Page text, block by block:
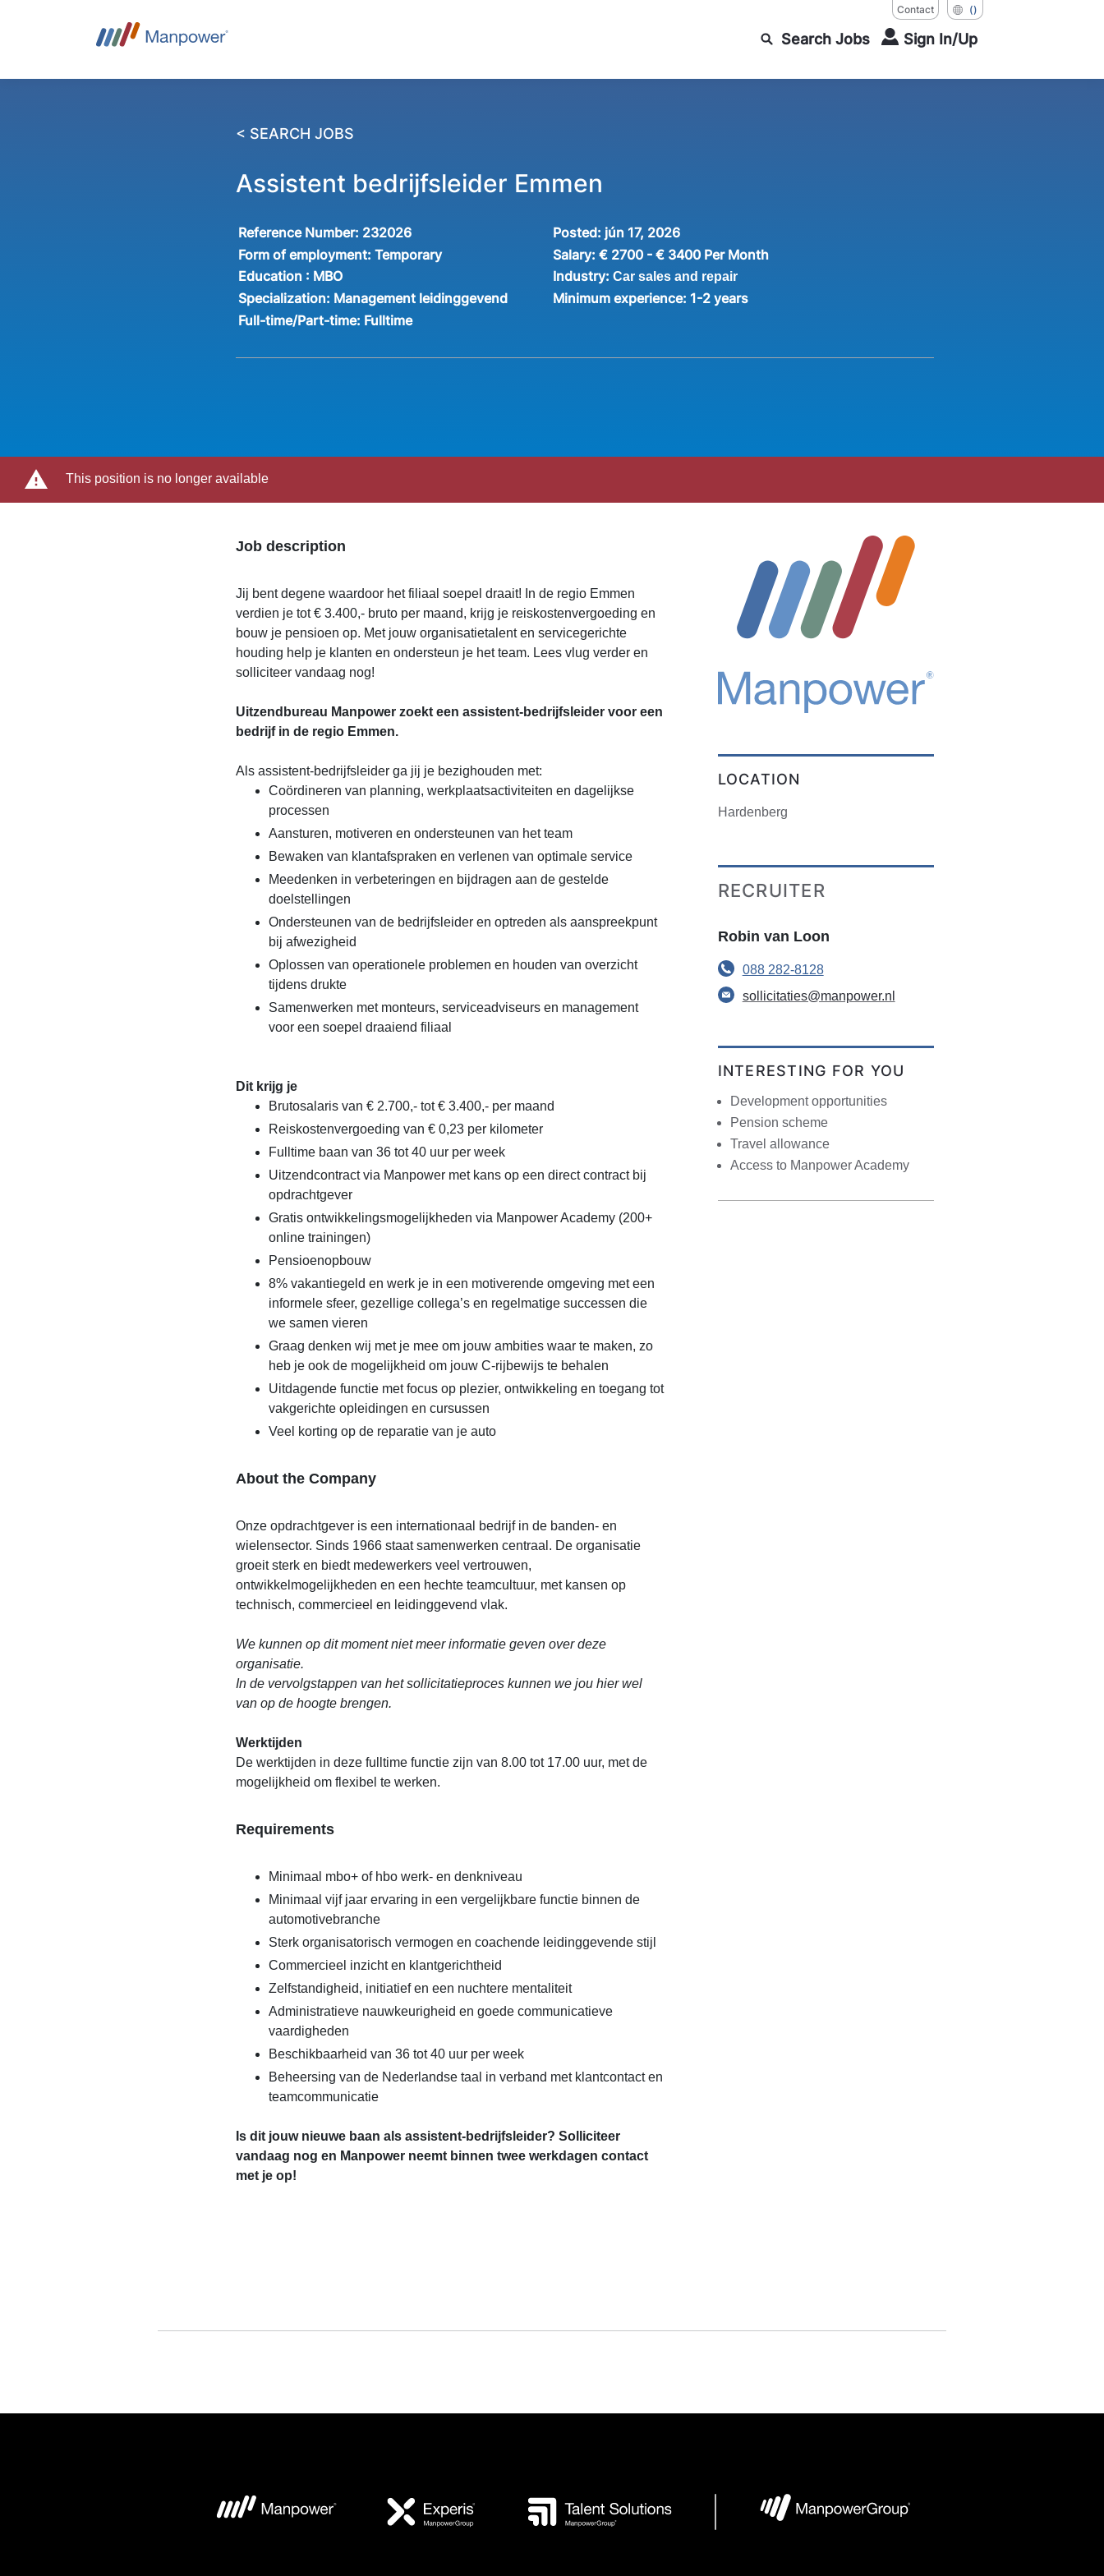
Contact ()
Search Jobs Sign In/Up
< SEARCH JOBS
Assistent bedrijfsleider Emmen
Reference Number: 232026 Posted: jún 17, 2026
Form of employment:Temporary Salary: € 2700 - € 3400 Per Month
Education : MBO Industry: Car sales and repair
Specialization: Management leidinggevend Minimum experience: 1-2 years
Full-time/Part-time: Fulltime
This position is no longer available
Job description
Jij bent degene waardoor het filiaal soepel draait! In de regio Emmen
verdien je tot € 3.400,- bruto per maand, krijg je reiskostenvergoeding en
bouw je pensioen op. Met jouw organisatietalent en servicegerichte
houding help je klanten en ondersteun je het team. Lees vlug verder en
solliciteer vandaag nog!
Uitzendbureau Manpower zoekt een assistent-bedrijfsleider voor een
bedrijf in de regio Emmen.
Als assistent-bedrijfsleider ga jij je bezighouden met:
Coördineren van planning, werkplaatsactiviteiten en dagelijkse
processen
Aansturen, motiveren en ondersteunen van het team
Bewaken van klantafspraken en verlenen van optimale service
Meedenken in verbeteringen en bijdragen aan de gestelde
doelstellingen
Ondersteunen van de bedrijfsleider en optreden als aanspreekpunt
bij afwezigheid
Oplossen van operationele problemen en houden van overzicht
tijdens drukte
Samenwerken met monteurs, serviceadviseurs en management
voor een soepel draaiend filiaal
Dit krijg je
Brutosalaris van € 2.700,- tot € 3.400,- per maand
Reiskostenvergoeding van € 0,23 per kilometer
Fulltime baan van 36 tot 40 uur per week
Uitzendcontract via Manpower met kans op een direct contract bij
opdrachtgever
Gratis ontwikkelingsmogelijkheden via Manpower Academy (200+
online trainingen)
Pensioenopbouw
8% vakantiegeld en werk je in een motiverende omgeving met een
informele sfeer, gezellige collega’s en regelmatige successen die
we samen vieren
Graag denken wij met je mee om jouw ambities waar te maken, zo
heb je ook de mogelijkheid om jouw C-rijbewijs te behalen
Uitdagende functie met focus op plezier, ontwikkeling en toegang tot
vakgerichte opleidingen en cursussen
Veel korting op de reparatie van je auto
About the Company
Onze opdrachtgever is een internationaal bedrijf in de banden- en
wielensector. Sinds 1966 staat samenwerken centraal. De organisatie
groeit sterk en biedt medewerkers veel vertrouwen,
ontwikkelmogelijkheden en een hechte teamcultuur, met kansen op
technisch, commercieel en leidinggevend vlak.
We kunnen op dit moment niet meer informatie geven over deze
organisatie.
In de vervolgstappen van het sollicitatieproces kunnen we jou hier wel
van op de hoogte brengen.
Werktijden
De werktijden in deze fulltime functie zijn van 8.00 tot 17.00 uur, met de
mogelijkheid om flexibel te werken.
Requirements
Minimaal mbo+ of hbo werk- en denkniveau
Minimaal vijf jaar ervaring in een vergelijkbare functie binnen de
automotivebranche
Sterk organisatorisch vermogen en coachende leidinggevende stijl
Commercieel inzicht en klantgerichtheid
Zelfstandigheid, initiatief en een nuchtere mentaliteit
Administratieve nauwkeurigheid en goede communicatieve
vaardigheden
Beschikbaarheid van 36 tot 40 uur per week
Beheersing van de Nederlandse taal in verband met klantcontact en
teamcommunicatie
Is dit jouw nieuwe baan als assistent-bedrijfsleider? Solliciteer
vandaag nog en Manpower neemt binnen twee werkdagen contact
met je op!
LOCATION
Hardenberg
RECRUITER
Robin van Loon
088 282-8128
sollicitaties@manpower.nl
INTERESTING FOR YOU
Development opportunities
Pension scheme
Travel allowance
Access to Manpower Academy